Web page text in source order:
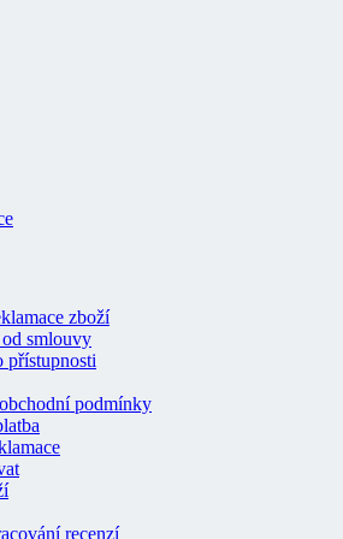
zboží
smlouvy
přístupnosti
podmínky
recenzí
údajů